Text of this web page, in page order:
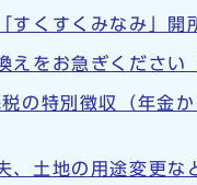
すくすくみなみ」
えをお急ぎくださ
の特別徴収（年金
、土地の用途変更